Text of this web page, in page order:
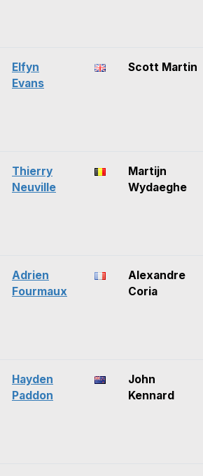
Elfyn
Evans
Scott Martin
Thierry
Neuville
Martijn
Wydaeghe
Adrien
Fourmaux
Alexandre
Coria
Hayden
Paddon
John
Kennard